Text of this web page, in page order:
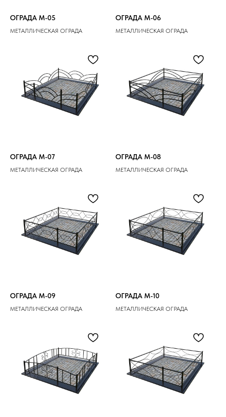
ОГРАДА M-05
МЕТАЛЛИЧЕСКАЯ ОГРАДА
ОГРАДА M-06
МЕТАЛЛИЧЕСКАЯ ОГРАДА
ОГРАДА M-07
МЕТАЛЛИЧЕСКАЯ ОГРАДА
ОГРАДА M-08
МЕТАЛЛИЧЕСКАЯ ОГРАДА
ОГРАДА M-09
МЕТАЛЛИЧЕСКАЯ ОГРАДА
ОГРАДА M-10
МЕТАЛЛИЧЕСКАЯ ОГРАДА